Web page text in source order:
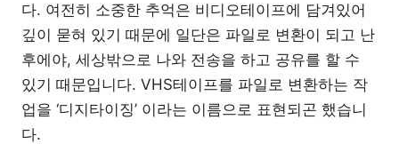
다. 여전히 소중한 추억은 비디오테이프에 담겨있어
깊이 묻혀 있기 때문에 일단은 파일로 변환이 되고 난
후에야, 세상밖으로 나와 전송을 하고 공유를 할 수
있기 때문입니다. VHS테이프를 파일로 변환하는 작
업을 ‘디지타이징’ 이라는 이름으로 표현되곤 했습니
다.